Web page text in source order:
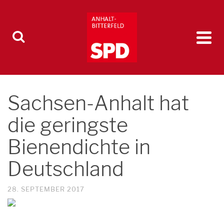
Sachsen-Anhalt hat
die geringste
Bienendichte in
Deutschland
28. SEPTEMBER 2017